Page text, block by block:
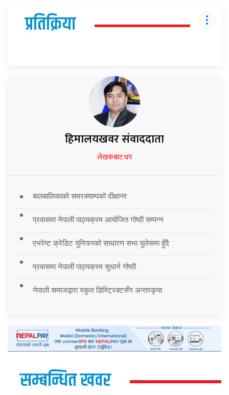
प्रतिक्रिया
हिमालयखवर संवाददाता
लेखकबाट थप
बालबालिकाको समरक्याम्पको दीक्षान्त
प्रवासमा नेपाली पाठ्यक्रम आयोजित गोष्ठी सम्पन्न
एभरेष्ट क्रेडिट युनियनको साधारण सभा युलेसमा हुँदै
प्रवासमा नेपाली पाठ्यक्रम सुधार्न गोष्ठी
नेपाली समाजद्वारा स्कुल डिस्ट्रिक्टसँग अन्तरकृया
सम्बन्धित खवर